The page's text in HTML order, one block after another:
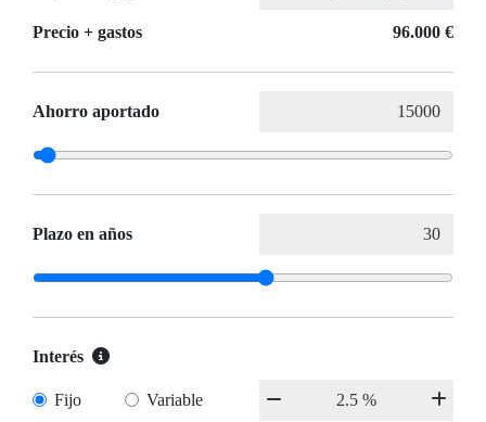
Precio + gastos 96.000 €
Ahorro aportado
Plazo en años
Interés
Fijo Variable